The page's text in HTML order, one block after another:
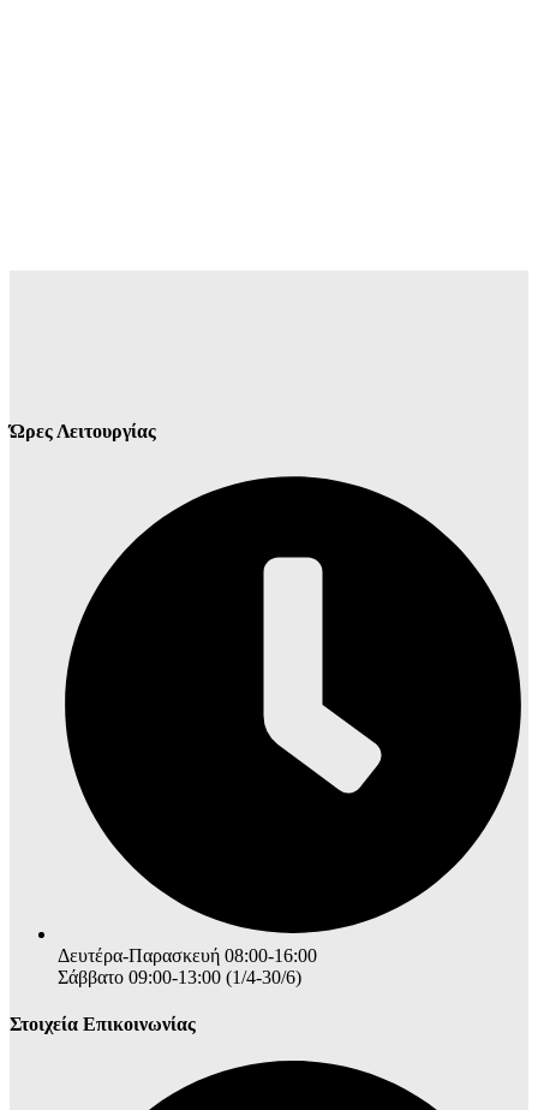
Ώρες Λειτουργίας
Δευτέρα-Παρασκευή 08:00-16:00
Σάββατο 09:00-13:00 (1/4-30/6)
Στοιχεία Επικοινωνίας